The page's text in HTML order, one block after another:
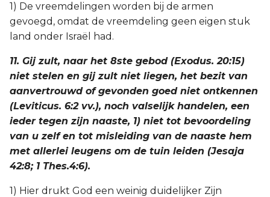
1) De vreemdelingen worden bij de armen
gevoegd, omdat de vreemdeling geen eigen stuk
land onder Israël had.
11. Gij zult, naar het 8ste gebod (Exodus. 20:15)
niet stelen en gij zult niet liegen, het bezit van
aanvertrouwd of gevonden goed niet ontkennen
(Leviticus. 6:2 vv.), noch valselijk handelen, een
ieder tegen zijn naaste, 1) niet tot bevoordeling
van u zelf en tot misleiding van de naaste hem
met allerlei leugens om de tuin leiden (Jesaja
42:8; 1 Thes.4:6).
1) Hier drukt God een weinig duidelijker Zijn